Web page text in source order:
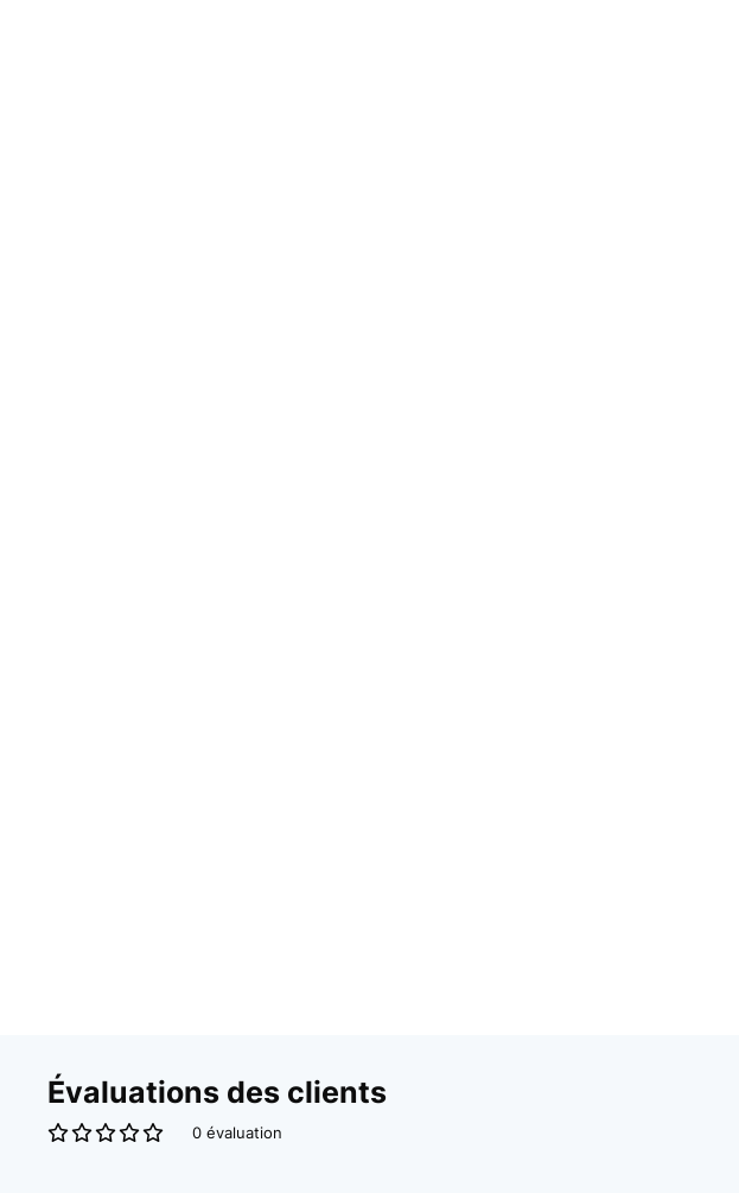
Évaluations des clients
0 évaluation